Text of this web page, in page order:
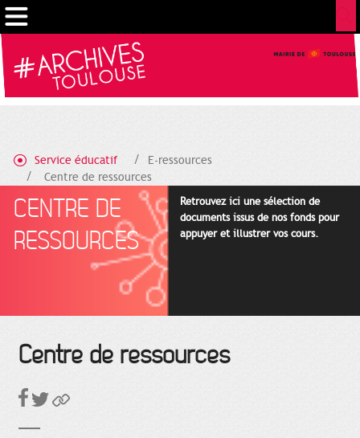
Service éducatif
E-ressources
Centre de ressources
CENTRE DE
RESSOURCES
Retrouvez ici une sélection de
documents issus de nos fonds pour
appuyer et illustrer vos cours.
Centre de ressources
Gestion de vos préférences sur les cookies